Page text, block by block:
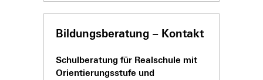
Bildungsberatung – Kontakt
Schulberatung für Realschule mit
Orientierungsstufe und